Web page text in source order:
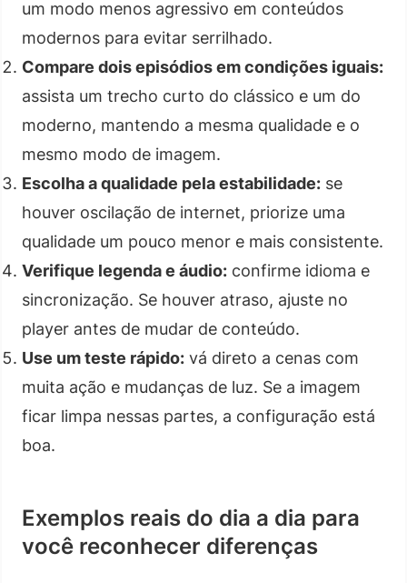
um modo menos agressivo em conteúdos
modernos para evitar serrilhado.
Compare dois episódios em condições iguais:
assista um trecho curto do clássico e um do
moderno, mantendo a mesma qualidade e o
mesmo modo de imagem.
Escolha a qualidade pela estabilidade: se
houver oscilação de internet, priorize uma
qualidade um pouco menor e mais consistente.
Verifique legenda e áudio: confirme idioma e
sincronização. Se houver atraso, ajuste no
player antes de mudar de conteúdo.
Use um teste rápido: vá direto a cenas com
muita ação e mudanças de luz. Se a imagem
ficar limpa nessas partes, a configuração está
boa.
Exemplos reais do dia a dia para
você reconhecer diferenças